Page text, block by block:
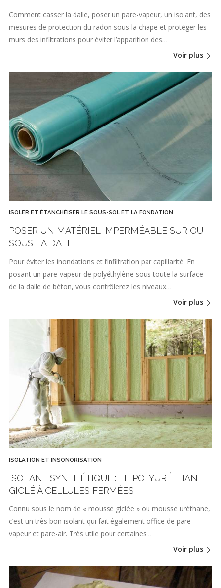
Comment casser la dalle, poser un pare-vapeur, un isolant, des
mesures de protection du radon sous la chape et protéger les
murs des infiltrations pour éviter l’apparition des…
Voir plus
ISOLER ET ÉTANCHÉISER LE SOUS-SOL ET LA FONDATION
POSER UN MATÉRIEL IMPERMÉABLE SUR OU
SOUS LA DALLE
Pour éviter les inondations et l’infiltration par capillarité. En
posant un pare-vapeur de polyéthylène sous toute la surface
de la dalle de béton, vous contrôlerez les niveaux…
Voir plus
ISOLATION ET INSONORISATION
ISOLANT SYNTHÉTIQUE : LE POLYURÉTHANE
GICLÉ À CELLULES FERMÉES
Connu sous le nom de « mousse giclée » ou mousse uréthane,
c’est un très bon isolant qui fait également office de pare-
vapeur et pare-air. Très utile pour certaines…
Voir plus